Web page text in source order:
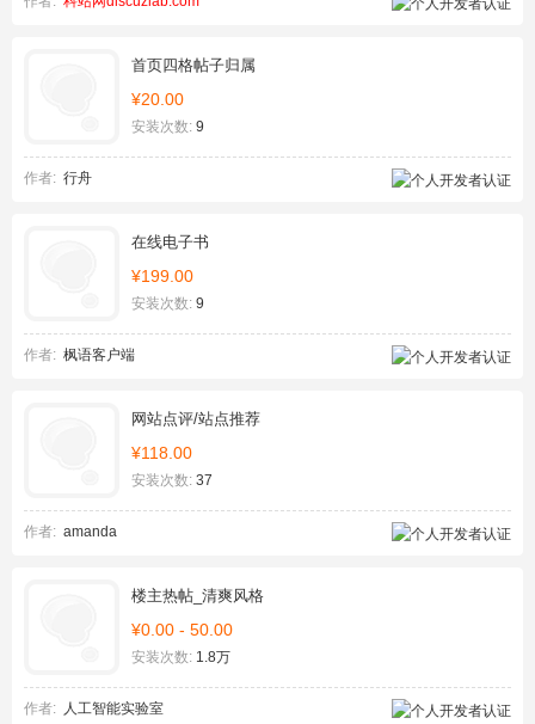
首页四格帖子归属
¥20.00
安装次数: 9
作者: 行舟
在线电子书
¥199.00
安装次数: 9
作者: 枫语客户端
网站点评/站点推荐
¥118.00
安装次数: 37
作者: amanda
楼主热帖_清爽风格
¥0.00 - 50.00
安装次数: 1.8万
作者: 人工智能实验室